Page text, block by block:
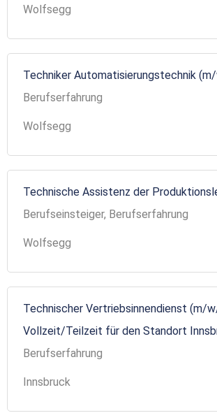
Wolfsegg
Techniker Automatisierungstechnik
Berufserfahrung
Wolfsegg
Technische Assistenz der
Berufseinsteiger, Berufserfahrung
Wolfsegg
Technischer Vertriebsinnendienst (m/
Vollzeit/Teilzeit für den Standort
Berufserfahrung
Innsbruck